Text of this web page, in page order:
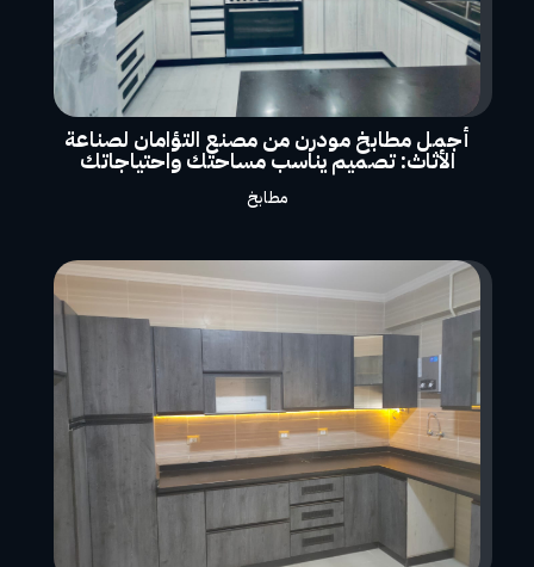
أجمل مطابخ مودرن من مصنع التؤامان لصناعة
الأثاث: تصميم يناسب مساحتك واحتياجاتك
مطابخ